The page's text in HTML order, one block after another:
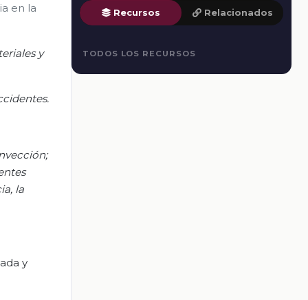
en la
y
la
y
Recursos Relacionados
TODOS LOS RECURSOS